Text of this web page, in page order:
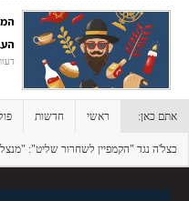
אתם כאן: ראשי חדשות
כצל'ה נגד "הקמפיין לשחרור שליט":